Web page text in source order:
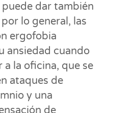
dar también
lo general, las
ergofobia
ansiedad cuando
a la oficina, que se
ataques de
y una
de